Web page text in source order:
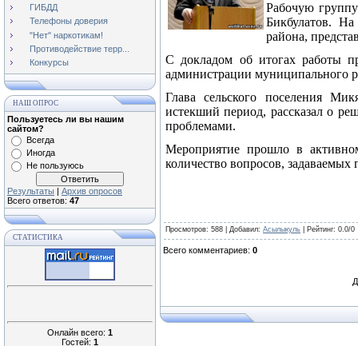
ГИБДД
Телефоны доверия
"Нет" наркотикам!
Противодействие терр...
Конкурсы
НАШ ОПРОС
Пользуетесь ли вы нашим
сайтом?
Всегда
Иногда
Не пользуюсь
Результаты | Архив опросов
Всего ответов: 47
СТАТИСТИКА
Онлайн всего: 1
Гостей: 1
Рабочую
Бикбулатов. На
района,
С докладом об итогах работы
администрации муниципального
Глава сельского поселения
истекший период, рассказал о
проблемами.
Мероприятие прошло в
количество вопросов, задаваемых
Просмотров: 588 | Добавил: Асылыкуль Рейтинг: 0.0/0
Всего комментариев: 0